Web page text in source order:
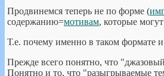
Продвинемся теперь не по форме (
содержанию=мотивам, которые
Т.е. почему именно в таком формате
Прежде всего понятно, что
Понятно и то, что "разыгрываемые